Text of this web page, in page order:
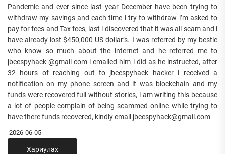
Pandemic and ever since last year December have been trying to
withdraw my savings and each time i try to withdraw i’m asked to
pay for fees and Tax fees, last i discovered that it was all scam and i
have already lost $450,000 US dollar’s. I was referred by my bestie
who know so much about the internet and he referred me to
jbeespyhack @gmail com i emailed him i did as he instructed, after
32 hours of reaching out to jbeespyhack hacker i received a
notification on my phone screen and it was blockchain and my
funds were recovered full without stories, i am writing this because
a lot of people complain of being scammed online while trying to
have there funds recovered, kindly email jbeespyhack@gmail.com
2026-06-05
Хариулах